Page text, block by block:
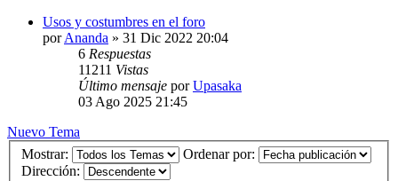
Usos y costumbres en el foro
porAnanda » 31 Dic 2022 20:04
6 Respuestas
11211 Vistas
Último mensaje porUpasaka
03 Ago 2025 21:45
Nuevo Tema
Mostrar:
Ordenar por:
Dirección: